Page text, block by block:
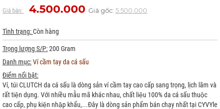
Giá bán: 4.500.000 Giá gốc: 5.500.000
Tình trạng:Còn hàng
Trọng lượng S/P:200 Gram
Danh mục:Ví cầm tay da cá sấu
Điểm nổi bật:
Ví, túi CLUTCH da cá sấu là dòng sản ví cầm tay cao cấp sang trọng, lịch lãm và
rất tiện dụng. Với nhiều mẫu mã khác nhau, chất liệu 100% da cá sấu thuộc
cao cấp, phụ kiện nhập khẩu,...Đây là dòng sản phẩm bán chạy nhất tại CYVYle